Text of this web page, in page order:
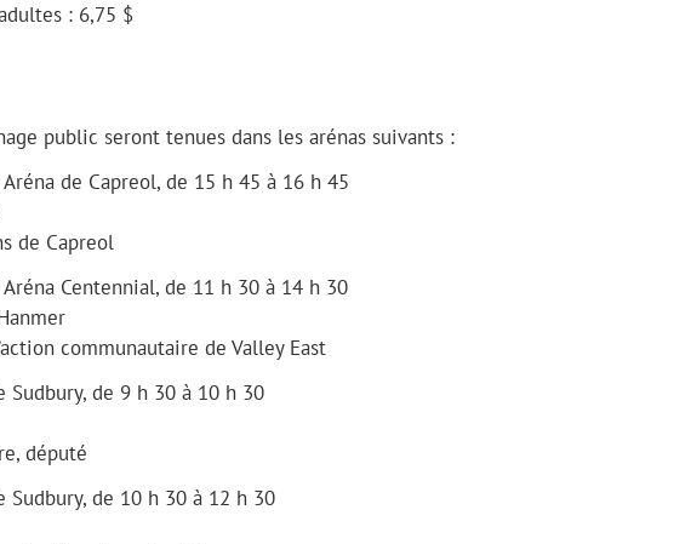
: 6,75 $
public seront tenues dans les arénas suivants :
de Capreol, de 15 h 45 à 16 h 45
de Capreol
Centennial, de 11 h 30 à 14 h 30
communautaire de Valley East
Sudbury, de 9 h 30 à 10 h 30
député
Sudbury, de 10 h 30 à 12 h 30